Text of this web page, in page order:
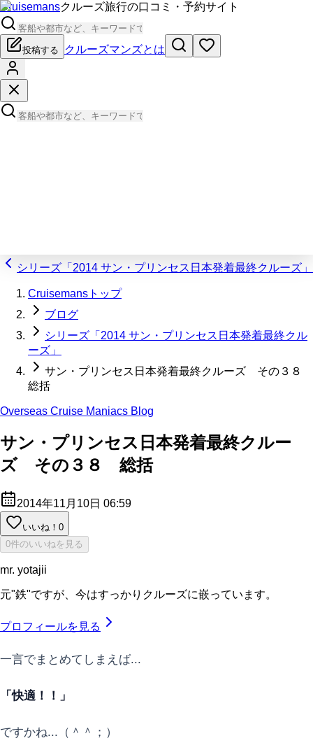
Cruisemansクルーズ旅行の口コミ・予約サイト
投稿する クルーズマンズとは
シリーズ「2014 サン・プリンセス日本発着最終クルーズ」
Cruisemansトップ
ブログ
シリーズ「2014 サン・プリンセス日本発着最終クル
ーズ」
サン・プリンセス日本発着最終クルーズ その３８
総括
Overseas Cruise Maniacs Blog
サン・プリンセス日本発着最終クルー
ズ その３８ 総括
2014年11月10日 06:59
いいね！ 0
0件のいいねを見る
mr. yotajii
元"鉄"ですが、今はすっかりクルーズに嵌っています。
プロフィールを見る
一言でまとめてしまえば...
「快適！！」
ですかね...（＾＾；）